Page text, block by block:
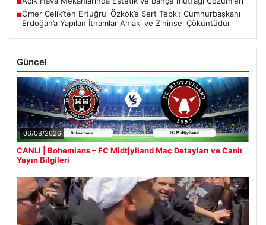
■
■Ömer Çelik’ten Ertuğrul Özkök’e Sert Tepki: Cumhurbaşkanı
Erdoğan’a Yapılan İthamlar Ahlaki ve Zihinsel Çöküntüdür
Güncel
06/08/2026
CANLI | Bohemians – FC Midtjylland Maç Detayları ve Canlı
Yayın Bilgileri